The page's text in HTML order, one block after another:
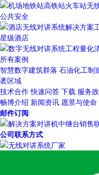
公共安全
星级酒店
所有案例
智慧数字建筑群落 石油化工制
袤区域
技术合作 快速问答 下载 服务
畅博介绍 新闻资讯 愿景与使命
邮件订阅
公司联系方式